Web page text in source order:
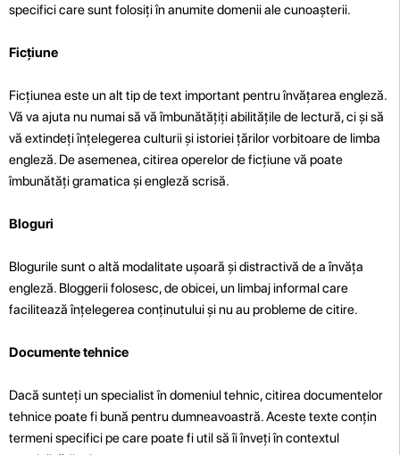
specifici care sunt folosiți în anumite domenii ale cunoașterii.
Ficțiune
Ficțiunea este un alt tip de text important pentru învățarea engleză.
Vă va ajuta nu numai să vă îmbunătățiți abilitățile de lectură, ci și să
vă extindeți înțelegerea culturii și istoriei țărilor vorbitoare de limba
engleză. De asemenea, citirea operelor de ficțiune vă poate
îmbunătăți gramatica și engleză scrisă.
Bloguri
Blogurile sunt o altă modalitate ușoară și distractivă de a învăța
engleză. Bloggerii folosesc, de obicei, un limbaj informal care
facilitează înțelegerea conținutului și nu au probleme de citire.
Documente tehnice
Dacă sunteți un specialist în domeniul tehnic, citirea documentelor
tehnice poate fi bună pentru dumneavoastră. Aceste texte conțin
termeni specifici pe care poate fi util să îi înveți în contextul